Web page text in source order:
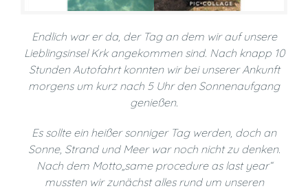
Endlich war er da, der Tag an dem wir auf unsere
Lieblingsinsel Krk angekommen sind. Nach knapp 10
Stunden Autofahrt konnten wir bei unserer Ankunft
morgens um kurz nach 5 Uhr den Sonnenaufgang
genießen.
Es sollte ein heißer sonniger Tag werden, doch an
Sonne, Strand und Meer war noch nicht zu denken.
Nach dem Motto„same procedure as last year“
mussten wir zunächst alles rund um unseren